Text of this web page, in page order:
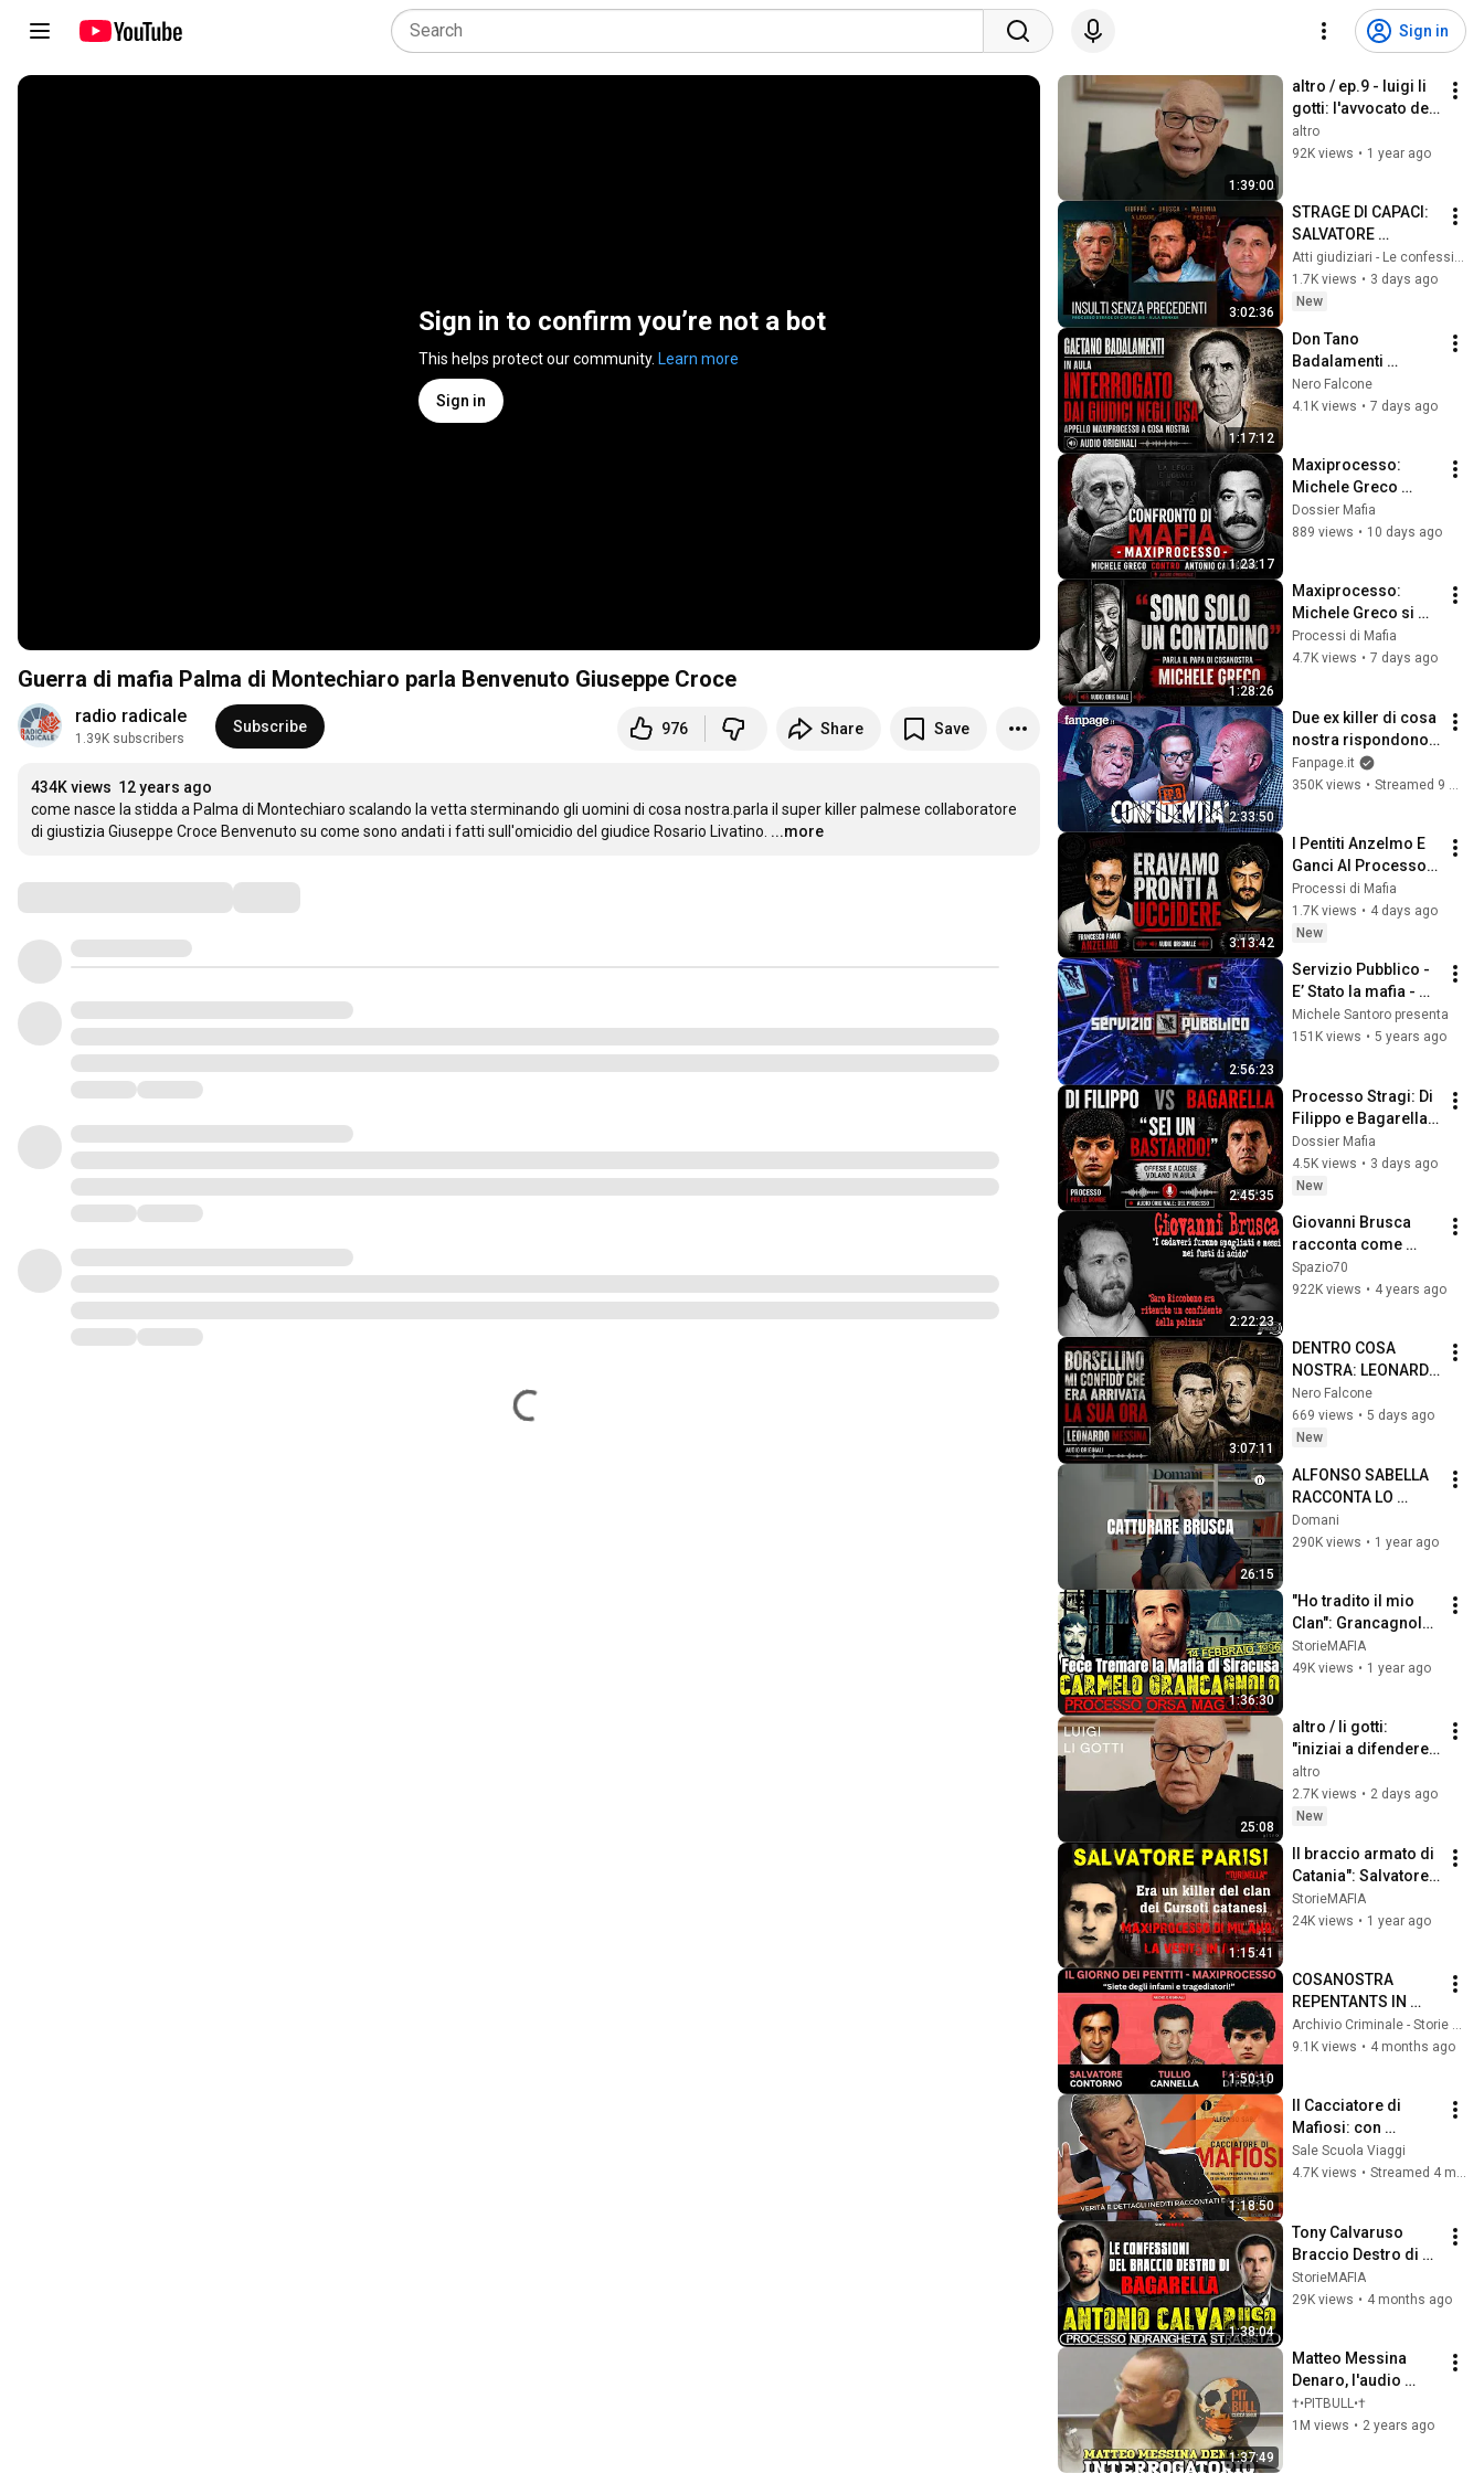
Sign in
Sign in to confirm you’re not a bot
This helps protect our community. Learn more
Sign in
Guerra di mafia Palma di Montechiaro parla Benvenuto Giuseppe Croce
radio radicale
1.39K subscribers
Subscribe 976 Share Save
434K views 12 years ago
come nasce la stidda a Palma di Montechiaro scalando la vetta sterminando gli uomini di cosa nostra.parla il super killer palmese collaboratore
di giustizia Giuseppe Croce Benvenuto su come sono andati i fatti sull'omicidio del giudice Rosario Livatino. ...more
1:39:00
altro / ep.9 - luigi li
gotti: l'avvocato dei
pentiti di mafia, una
vita tra i misteri
altro
92K views • 1 year ago
3:02:36
STRAGE DI CAPACI:
SALVATORE
MADONIA A
CONFRONTO CON
BRUSCA E GIUFFRÈ |
Atti giudiziari - Le confessioni della mafia
1.7K views • 3 days ago
New
1:17:12
Don Tano
Badalamenti
interrogato in
America: gli audio
Nero Falcone
4.1K views • 7 days ago
1:23:17
Maxiprocesso:
Michele Greco
Contro Calderone,
«Non Lo Conosco»
Dossier Mafia
889 views • 10 days ago
1:28:26
Maxiprocesso:
Michele Greco si
Difende: “Sono Solo
un Contadino”
Processi di Mafia
4.7K views • 7 days ago
2:33:50
Due ex killer di cosa
nostra rispondono
alle domande sulla
storia della mafia -
Fanpage.it
350K views •
3:13:42
I Pentiti Anzelmo E
Ganci Al Processo
Per L'Omicidio Di
Ninni Cassarà
Processi di Mafia
1.7K views • 4 days ago
New
2:56:23
Servizio Pubblico -
E’ Stato la mafia -
Stagione 2 - Puntata
27
Michele Santoro presenta
151K views • 5 years ago
2:45:35
Processo Stragi: Di
Filippo e Bagarella
Faccia a Faccia in
Aula
Dossier Mafia
4.5K views • 3 days ago
New
2:22:23
Giovanni Brusca
racconta come
strangolarono
Inzerillo, Di Maggio,
Spazio70
922K views • 4 years ago
3:07:11
DENTRO COSA
NOSTRA: LEONARDO
MESSINA ROMPE IL
SILENZIO AL
PROCESSO
Nero Falcone
669 views • 5 days ago
New
26:15
ALFONSO SABELLA
RACCONTA LO
STRAGISMO, LA
CATTURA DI
PORTELLA
Domani
290K views • 1 year ago
1:36:30
"Ho tradito il mio
Clan": Grancagnolo
vuota il sacco in
Aula
StorieMAFIA
49K views • 1 year ago
25:08
altro / li gotti:
"iniziai a difendere i
pentiti di mafia per
'colpa' di giovanni
falcone" (parte 1)
altro
2.7K views • 2 days ago
New
1:15:41
Il braccio armato di
Catania": Salvatore
Parisi e i segreti dei
Cursoti
StorieMAFIA
24K views • 1 year ago
1:50:10
COSANOSTRA
REPENTANTS IN
FRONT OF THE
JUDGES:
FILIPPO TELL THEIR
STORIES
Archivio Criminale - Storie vere dal crimine
9.1K views • 4 months ago
1:18:50
Il Cacciatore di
Mafiosi: con
Alfonso Sabella
Sale Scuola Viaggi
4.7K views • Streamed 4 months ago
1:38:04
Tony Calvaruso
Braccio Destro di
Bagarella
StorieMAFIA
29K views • 4 months ago
1:37:49
Matteo Messina
Denaro, l'audio
integrale dell'unico
interrogatorio del
†•PITBULL•†
1M views • 2 years ago